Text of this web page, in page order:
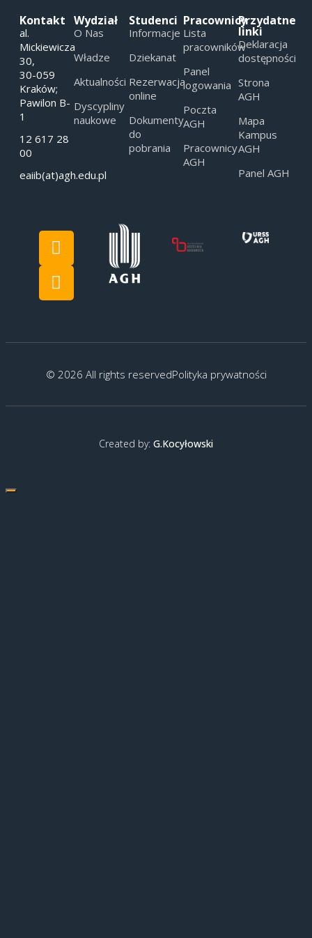
Kontakt
al.
Mickiewicza
30,
30-059
Kraków;
Pawilon B-
1
12 617 28
00
eaiib(at)agh.edu.pl
Wydział
O Nas
Władze
Aktualności
Dyscypliny
naukowe
Studenci
Informacje
Dziekanat
Rezerwacja
online
Dokumenty
do
pobrania
Pracownicy
Lista
pracowników
Panel
logowania
Poczta
AGH
Pracownicy
AGH
Przydatne
linki
Deklaracja
dostępności
Strona
AGH
Mapa
Kampus
AGH
Panel AGH
© 2026 All rights reservedPolityka prywatności
Created by: G.Kocyłowski